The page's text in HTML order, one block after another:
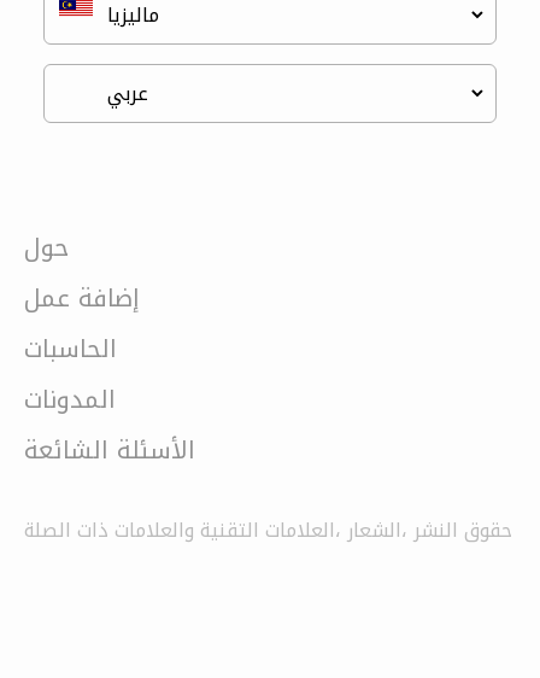
حول
إضافة عمل
الحاسبات
المدونات
الأسئلة الشائعة
حقوق النشر ،الشعار ،العلامات التقنية والعلامات ذات الصلة